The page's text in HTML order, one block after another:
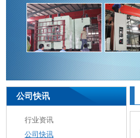
公司快讯
行业资讯
公司快讯